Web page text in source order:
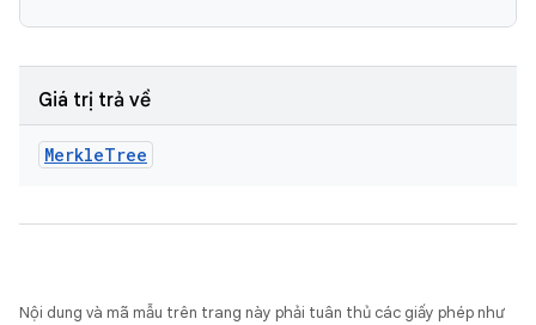
Giá trị trả về
MerkleTree
Nội dung và mã mẫu trên trang này phải tuân thủ các giấy phép như